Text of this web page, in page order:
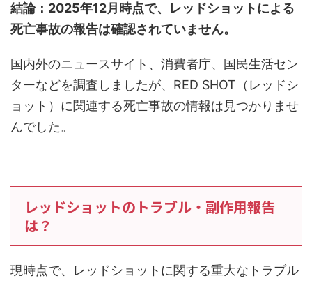
結論：2025年12月時点で、レッドショットによる
死亡事故の報告は確認されていません。
国内外のニュースサイト、消費者庁、国民生活セン
ターなどを調査しましたが、RED SHOT（レッドシ
ョット）に関連する死亡事故の情報は見つかりませ
んでした。
レッドショットのトラブル・副作用報告
は？
現時点で、レッドショットに関する重大なトラブル